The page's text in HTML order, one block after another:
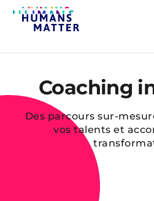
RETOUR AUX SOLUTIONS
Coaching
Des parcours sur-
vos talents et